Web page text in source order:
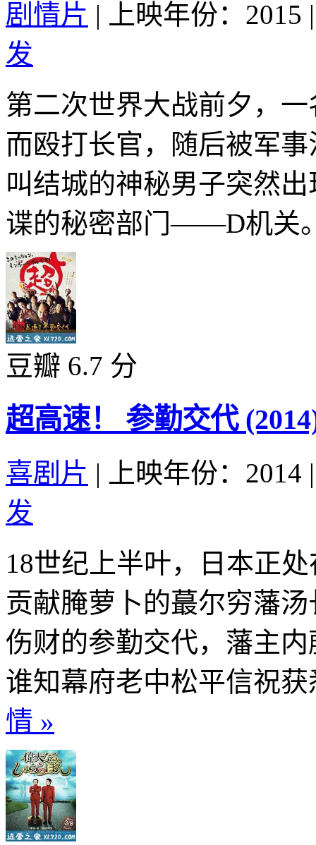
剧情片 | 上映年份：2015 |
发
第二次世界大战前夕，
而殴打长官，随后被军
叫结城的神秘男子突然
谍的秘密部门——D机关
豆瓣 6.7 分
超高速！ 参勤交代
喜剧片 | 上映年份：2014 |
发
18世纪上半叶，日本正
贡献腌萝卜的蕞尔穷藩
伤财的参勤交代，藩主
谁知幕府老中松平信祝
情 »